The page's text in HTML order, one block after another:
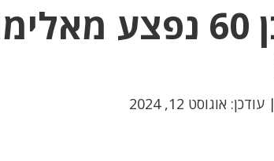
גבר כבן 60 נפצע
| עודכן: אוגוסט 12, 2024